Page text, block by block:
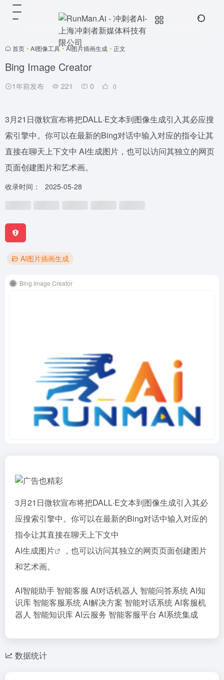
首页 • AI图像工具 • AI图片插画生成 • 正文
Bing Image Creator
1年前发布 221 0 0
3月21日微软宣布将把DALL·E文本到图像生成引入其必应搜
索引擎中。你可以在最新的Bing对话中输入对应的指令让其
直接在聊天上下文中 AI生成图片，也可以访问其独立的网页
页面创建图片和艺术画。
收录时间： 2025-05-28
AI图片插画生成
Bing Image Creator
3月21日微软宣布将把DALL·E文本到图像生成引入其必
应搜索引擎中。你可以在最新的Bing对话中输入对应的
指令让其直接在聊天上下文中
AI生成图片
，也可以访问其独立的网页页面创建图片
和艺术画。
AI智能助手 智能客服 AI对话机器人 智能问答系统AI知
识库 智能客服系统AI解决方案 智能对话系统AI客服机
器人 智能知识库AI云服务 智能客服平台 AI系统集成
数据统计